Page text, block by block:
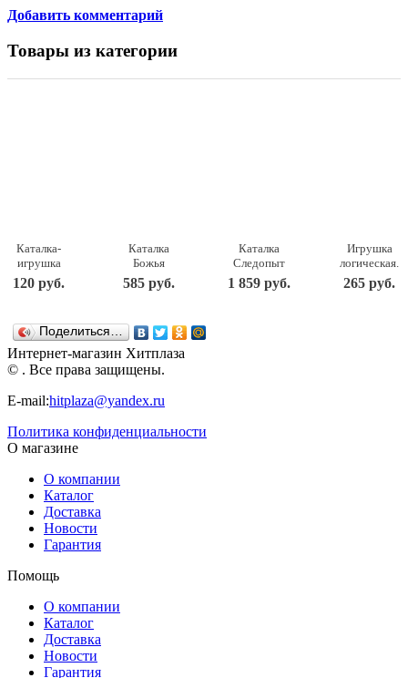
Добавить комментарий
Товары из категории
Каталка-
игрушка
Junfa toys
Колесо
120 руб.
Каталка
Божья
коровка
7888
585 руб.
Каталка
Следопыт
431017
1 859 руб.
Игрушка
логическая.
Каталка на
шнурке
265 руб.
Поделиться…
Интернет-магазин Хитплаза
© . Все права защищены.
E-mail:hitplaza@yandex.ru
Политика конфиденциальности
О магазине
О компании
Каталог
Доставка
Новости
Гарантия
Помощь
О компании
Каталог
Доставка
Новости
Гарантия